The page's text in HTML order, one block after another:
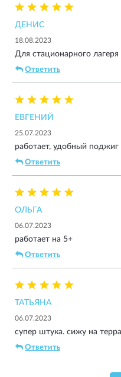
ДЕНИС
18.08.2023
Для стационарного лагеря
Ответить
ЕВГЕНИЙ
25.07.2023
работает, удобный поджиг
Ответить
ОЛЬГА
06.07.2023
работает на 5+
Ответить
ТАТЬЯНА
06.07.2023
супер штука. сижу на
Ответить